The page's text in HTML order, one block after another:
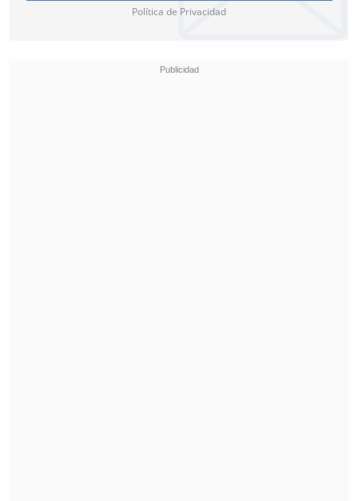
Política de Privacidad